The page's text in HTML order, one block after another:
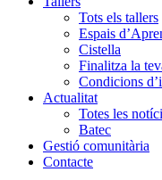
Tots els tallers
Espais
Cistella
Finalitza la
Condicions
Actualitat
Totes les
Batec
Gestió comunitària
Contacte